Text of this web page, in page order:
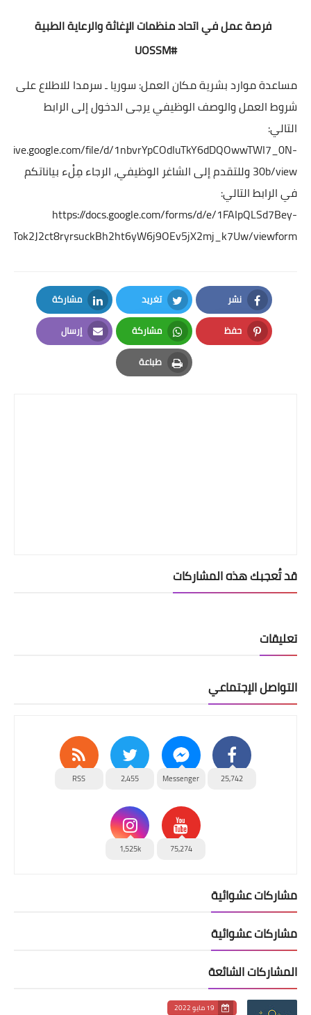
فرصة عمل في اتحاد منظمات الإغاثة والرعاية الطبية
#UOSSM
مساعدة موارد بشريةمكان العمل: سوريا ـ سرمدا للاطلاع على
شروط العمل والوصف الوظيفي يرجى الدخول إلى الرابط
التالي:
file/d/1nbvrYpCOdIuTkY6dDQOwwTWI7_0N-
30b/viewوللتقدم إلى الشاغر الوظيفي، الرجاء مِلْء بياناتكم
في الرابط التالي:
https://docs.google.com/forms/d/e/1FAIpQLSd7Bey-
TTok2J2ct8ryrsuckBh2ht6yW6j9OEv5jX2mj_k7Uw/viewform
نشر
Facebook
تغريد
Twitter
مشاركة
LinkedIn
حفظ
Pinterest
مشاركة
Whatsapp
إرسال
Email
طباعة
Print
قد تُعجبك هذه المشاركات
تعليقات
التواصل الإجتماعي
25,742
Messenger
2,455
RSS
75,274
1,525k
مشاركات عشوائية
مشاركات عشوائية
المشاركات الشائعة
19 مايو 2022